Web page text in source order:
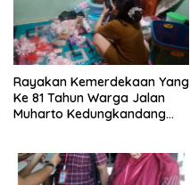
Rayakan Kemerdekaan Yang
Ke 81 Tahun Warga Jalan
Muharto Kedungkandang